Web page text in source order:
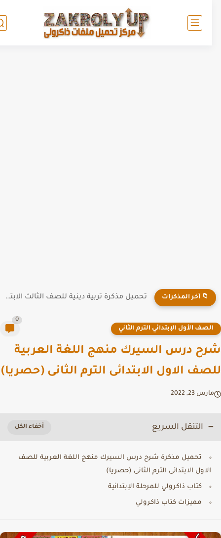
📁 آخر المذكرات تحميل مذكرة تربية دينية للصف الثالث الابتدائي ترم أول 2026...
الأول الإبتدائي الترم الثاني
درس السيرك منهج اللغة العربية
الاول الابتدائى الترم الثانى (حصريا)
23, 2022
التنقل السريع
تحميل مذكرة شرح درس السيرك منهج اللغة العربية للصف
الاول الابتدائى الترم الثانى (حصريا)
كتاب ذاكرولي للمرحلة الإبتدائية
مميزات كتاب ذاكرولي